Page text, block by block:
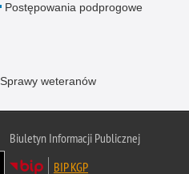
Postępowania podprogowe
Sprawy weteranów
Biuletyn Informacji Publicznej
BIP KGP